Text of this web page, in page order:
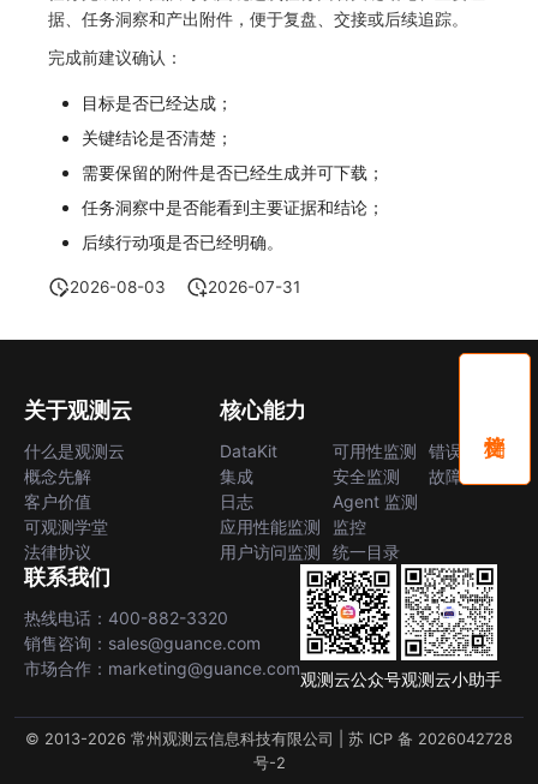
据、任务洞察和产出附件，便于复盘、交接或后续追踪。
完成前建议确认：
目标是否已经达成；
关键结论是否清楚；
需要保留的附件是否已经生成并可下载；
任务洞察中是否能看到主要证据和结论；
后续行动项是否已经明确。
2026-08-03 2026-07-31
关于观测云
什么是观测云
概念先解
客户价值
可观测学堂
法律协议
核心能力
DataKit
集成
日志
应用性能监测
用户访问监测
可用性监测
安全监测
Agent 监测
监控
统一目录
错误中心
故障中心
联系我们
热线电话：400-882-3320
销售咨询：sales@guance.com
市场合作：marketing@guance.com
观测云公众号观测云小助手
© 2013-2026 常州观测云信息科技有限公司 | 苏 ICP 备 2026042728
号-2